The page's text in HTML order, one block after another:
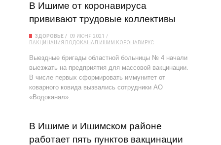
В Ишиме от коронавируса
прививают трудовые коллективы
ЗДОРОВЬЕ
09 ИЮНЯ 2021
ВАКЦИНАЦИЯ ВОДОКАНАЛ ИШИМ КОРОНАВИРУС
Выездные бригады областной больницы № 4 начали
выезжать на предприятия для массовой вакцинации.
В числе первых сформировать иммунитет от
коварного ковида вызвались сотрудники АО
«Водоканал».
В Ишиме и Ишимском районе
работает пять пунктов вакцинации